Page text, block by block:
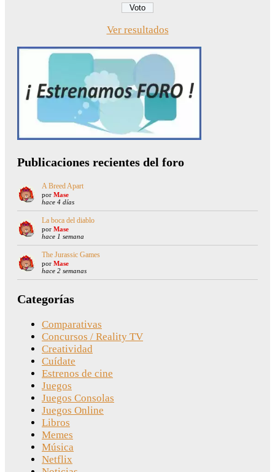
Ver resultados
Publicaciones recientes del foro
A Breed Apart
por Mase
hace 4 días
La boca del diablo
por Mase
hace 1 semana
The Jurassic Games
por Mase
hace 2 semanas
Categorías
Comparativas
Concursos / Reality TV
Creatividad
Cuídate
Estrenos de cine
Juegos
Juegos Consolas
Juegos Online
Libros
Memes
Música
Netflix